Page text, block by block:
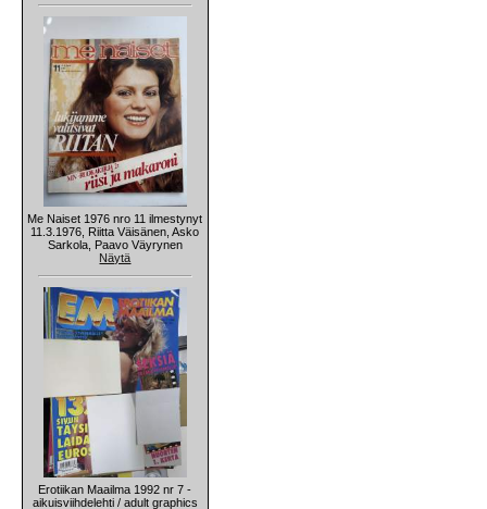
Me Naiset 1976 nro 11 ilmestynyt
11.3.1976, Riitta Väisänen, Asko
Sarkola, Paavo Väyrynen
Näytä
Erotiikan Maailma 1992 nr 7 -
aikuisviihdelehti / adult graphics